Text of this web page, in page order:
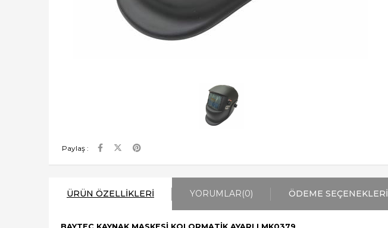
Paylaş :
ÜRÜN ÖZELLIKLERI YORUMLAR(0) ÖDEME SEÇENEKLERI